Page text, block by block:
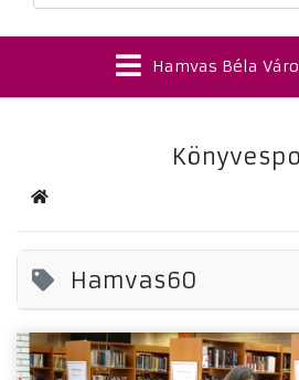
Hamvas Béla
Kezdőlap
Hamvas60